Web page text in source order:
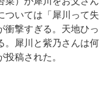
ついては「犀川って失
衝撃すぎる。天地ひっ
。犀川と紫乃さんは何
稿された。